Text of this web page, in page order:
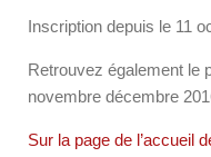
Inscription depuis le 11
Retrouvez également le
novembre décembre
Sur la page de l’accueil